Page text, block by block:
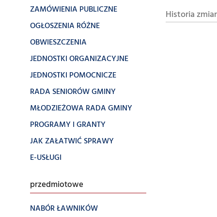
ZAMÓWIENIA PUBLICZNE
OGŁOSZENIA RÓŻNE
OBWIESZCZENIA
JEDNOSTKI ORGANIZACYJNE
JEDNOSTKI POMOCNICZE
RADA SENIORÓW GMINY
MŁODZIEŻOWA RADA GMINY
PROGRAMY I GRANTY
JAK ZAŁATWIĆ SPRAWY
E-USŁUGI
przedmiotowe
NABÓR ŁAWNIKÓW
Historia